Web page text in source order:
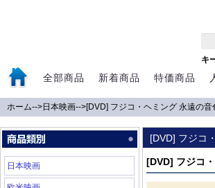
キ
全部商品 新着商品 特価商品
ホーム-->日本映画-->[DVD] フジコ・ヘミング 永遠の音
日本映画
[DVD] フジコ
[DVD] フジコ